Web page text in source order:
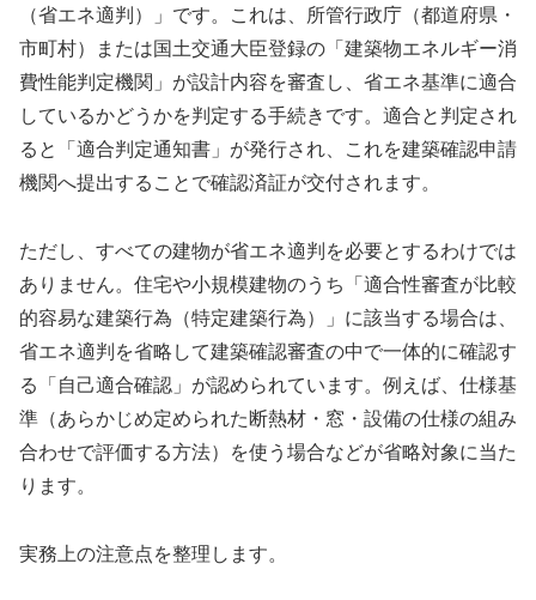
（省エネ適判）」です。これは、所管行政庁（都道府県・
市町村）または国土交通大臣登録の「建築物エネルギー消
費性能判定機関」が設計内容を審査し、省エネ基準に適合
しているかどうかを判定する手続きです。適合と判定され
ると「適合判定通知書」が発行され、これを建築確認申請
機関へ提出することで確認済証が交付されます。
ただし、すべての建物が省エネ適判を必要とするわけでは
ありません。住宅や小規模建物のうち「適合性審査が比較
的容易な建築行為（特定建築行為）」に該当する場合は、
省エネ適判を省略して建築確認審査の中で一体的に確認す
る「自己適合確認」が認められています。例えば、仕様基
準（あらかじめ定められた断熱材・窓・設備の仕様の組み
合わせで評価する方法）を使う場合などが省略対象に当た
ります。
実務上の注意点を整理します。